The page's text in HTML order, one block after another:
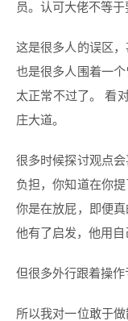
员。认可大佬不等于
这是很多人的误区
也是很多人围着一
太正常不过了。 看
庄大道。
很多时候探讨观点
负担，你知道在你
你是在放屁，即便
他有了启发，他用自
但很多外行跟着操作
所以我对一位敢于